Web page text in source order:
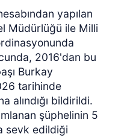
yapılan
Müdürlüğü ile Milli
2016'dan bu
Burkay
tarihinde
alındığı bildirildi.
şüphelinin 5
sevk edildiği